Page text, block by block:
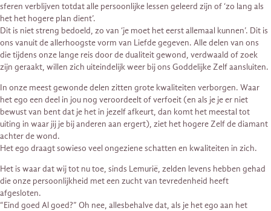
sferen verblijven totdat alle persoonlijke lessen geleerd zijn of ‘zo lang als
het het hogere plan dient’.
Dit is niet streng bedoeld, zo van ‘je moet het eerst allemaal kunnen’. Dit is
ons vanuit de allerhoogste vorm van Liefde gegeven. Alle delen van ons
die tijdens onze lange reis door de dualiteit gewond, verdwaald of zoek
zijn geraakt, willen zich uiteindelijk weer bij ons Goddelijke Zelf aansluiten.
In onze meest gewonde delen zitten grote kwaliteiten verborgen. Waar
het ego een deel in jou nog veroordeelt of verfoeit (en als je je er niet
bewust van bent dat je het in jezelf afkeurt, dan komt het meestal tot
uiting in waar jij je bij anderen aan ergert), ziet het hogere Zelf de diamant
achter de wond.
Het ego draagt sowieso veel ongeziene schatten en kwaliteiten in zich.
Het is waar dat wij tot nu toe, sinds Lemurië, zelden levens hebben gehad
die onze persoonlijkheid met een zucht van tevredenheid heeft
afgesloten.
“Eind goed Al goed?” Oh nee, allesbehalve dat, als je het ego aan het